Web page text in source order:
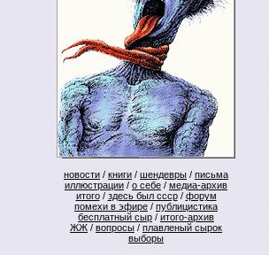
новости / книги / шендевры / письма
иллюстрации / о себе / медиа-архив
итого/ здесь был ссср/ форум
помехи в эфире / публицистика
бесплатный сыр / итого-архив
ЖЖ / вопросы / плавленый сырок
выборы